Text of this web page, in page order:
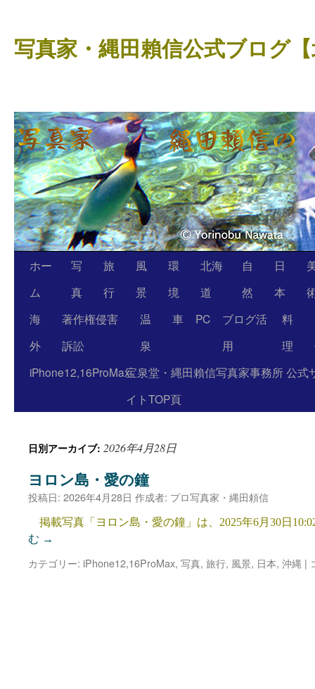
テ
ン
ッ
プ
写真家・縄田賴信公式ブログ
ホー
ム
写
真
旅
行
風
景
環
境
北海
道
自
然
日
本
海
外
著作権侵害
訴訟
温
泉
車 PC
ブログ活
用
料
理
iPhone12,16ProMax宝泉堂・縄田賴信写真家事務所 公式
イトTOP頁
日別アーカイブ: 2026年4月28日
ヨロン島・愛の鐘
投稿日: 2026年4月28日 作成者: プロ写真家・縄田頼信
掲載写真「ヨロン島・愛の鐘」は、2025年6月30日
む →
カテゴリー: iPhone12,16ProMax, 写真, 旅行, 風景, 日本, 沖縄 |